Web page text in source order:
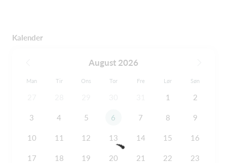
Kalender
August 2026
Man Tir Ons Tor Fre Lør Søn
1 2
3 4 5 6 7 8 9
10 11 12 13 14 15 16
17 18 19 20 21 22 23